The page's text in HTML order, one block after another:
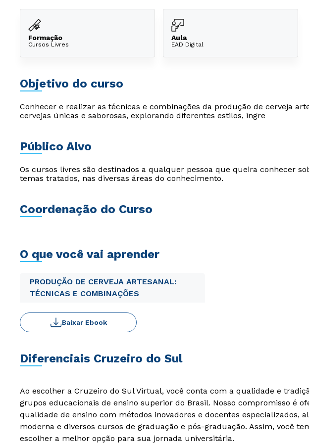
Formação
Cursos Livres
Aula
EAD Digital
Objetivo do curso
Conhecer e realizar as técnicas e combinações da produção de cerveja
cervejas únicas e saborosas, explorando diferentes estilos, ingre
Público Alvo
Os cursos livres são destinados a qualquer pessoa que queira conhecer
temas tratados, nas diversas áreas do conhecimento.
Coordenação do Curso
O que você vai aprender
PRODUÇÃO DE CERVEJA ARTESANAL:
TÉCNICAS E COMBINAÇÕES
Baixar Ebook
Diferenciais Cruzeiro do Sul
Ao escolher a Cruzeiro do Sul Virtual, você conta com a qualidade e
grupos educacionais de ensino superior do Brasil. Nosso compromisso é
qualidade de ensino com métodos inovadores e docentes especializados,
moderna e diversos cursos de graduação e pós-graduação. Assim, você
escolher a melhor opção para sua jornada universitária.